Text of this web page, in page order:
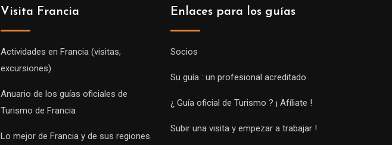
Visita Francia
Actividades en Francia (visitas,
excursiones)
Anuario de los guías oficiales de
Turismo de Francia
Lo mejor de Francia y de sus regiones
Enlaces para los guías
Socios
Su guía : un profesional acreditado
¿ Guía oficial de Turismo ? ¡ Afíliate !
Subir una visita y empezar a trabajar !